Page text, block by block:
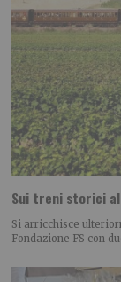
Sui treni storici
Si arricchisce
Fondazione FS con